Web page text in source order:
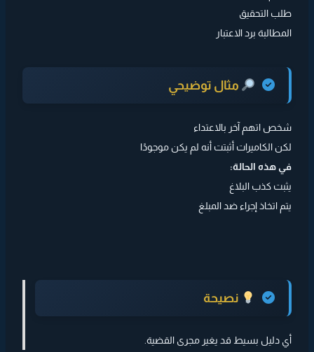
طلب التحقيق
المطالبة برد الاعتبار
مثال توضيحي
شخص اتهم آخر بالاعتداء
لكن الكاميرات أثبتت أنه لم يكن موجودًا
في هذه الحالة:
يثبت كذب البلاغ
يتم اتخاذ إجراء ضد المبلغ
نصيحة
أي دليل بسيط قد يغير مجرى القضية.